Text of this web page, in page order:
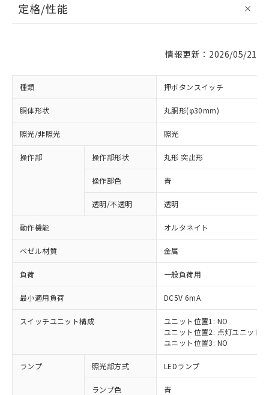
定格/性能
情報更新：2026/05/21
種類 押ボタンスイッチ
胴体形状 丸胴形(φ30mm)
照光/非照光 照光
操作部 操作部形状 丸形 突出形
操作部色 青
透明/不透明 透明
動作機能 オルタネイト
ベゼル材質 金属
負荷 一般負荷用
最小適用負荷 DC5V 6mA
スイッチユニット構成
ユニット位置1: NO
ユニット位置2: 点灯ユニット
ユニット位置3: NO
ランプ 照光部方式 LEDランプ
ランプ色 青